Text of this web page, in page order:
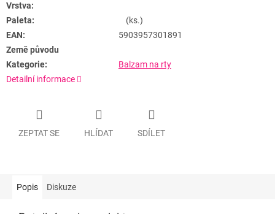
Vrstva:
Paleta:
(ks.)
EAN:
5903957301891
Země původu
Kategorie:
Balzam na rty
Detailní informace
ZEPTAT SE HLÍDAT SDÍLET
Popis Diskuze